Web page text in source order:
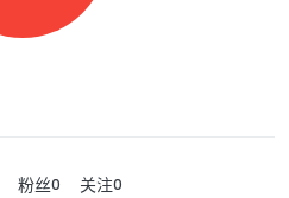
粉丝0 关注0